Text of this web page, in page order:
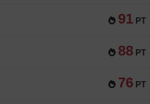
91 PT
88 PT
76 PT